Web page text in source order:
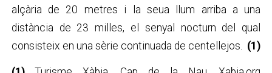
alçària de 20 metres i la seua llum arriba a una
distància de 23 milles, el senyal nocturn del qual
consisteix en una sèrie continuada de centellejos. (1)